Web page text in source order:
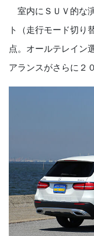
室内にＳＵＶ的な
ト（走行モード切り
点。オールテレイン
アランスがさらに２